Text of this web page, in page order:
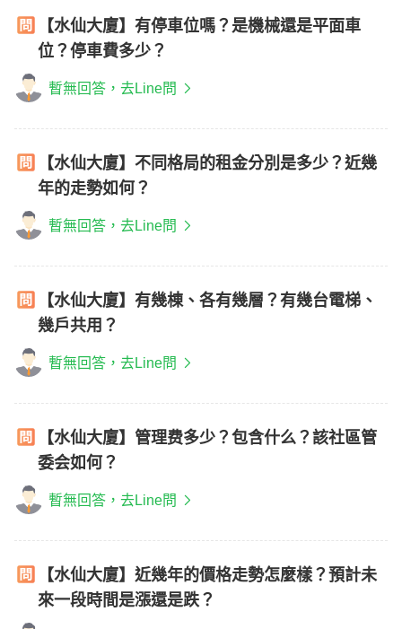
【水仙大廈】有停車位嗎？是機械還是平面車
位？停車費多少？
暫無回答，去Line問
【水仙大廈】不同格局的租金分別是多少？近幾
年的走勢如何？
暫無回答，去Line問
【水仙大廈】有幾棟、各有幾層？有幾台電梯、
幾戶共用？
暫無回答，去Line問
【水仙大廈】管理费多少？包含什么？該社區管
委会如何？
暫無回答，去Line問
【水仙大廈】近幾年的價格走勢怎麼樣？預計未
來一段時間是漲還是跌？